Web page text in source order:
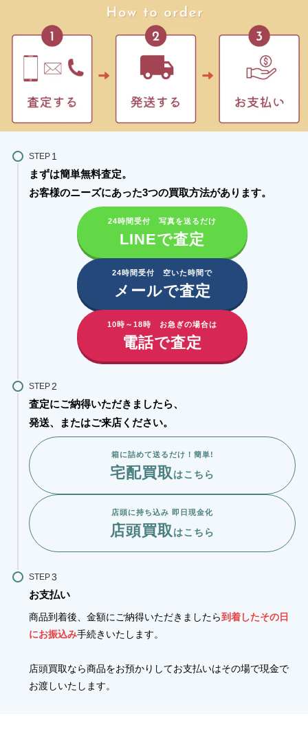
STEP
まずは簡単無料査定。
お客様のニーズにあった3つの買取方法があります。​
24時間受付 写真を送るだけ
LINEで査定
24時間受付 空いた時間で
メールで査定
10時～18時 お急ぎの場合は
電話で査定
STEP
査定にご納得いただきましたら、
発送、またはご来店ください。
箱に詰めて送るだけ！簡単!
宅配買取 はこちら
店頭に持ち込み 即日現金化
店頭買取 はこちら
STEP
お支払い
商品到着後、金額にご納得いただきましたら到着したその日
にお振込み手続きいたします。
店頭買取なら商品をお預かりしてお支払いはその場で現金で
お渡しいたします。